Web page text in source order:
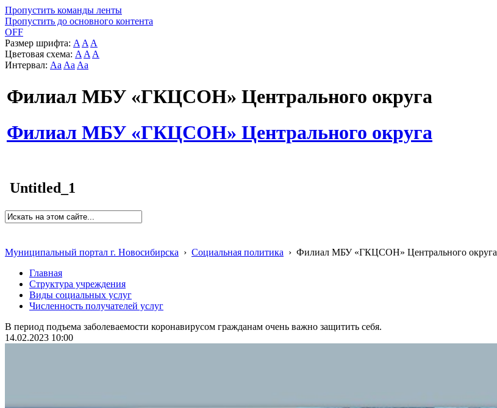
Пропустить команды ленты
Пропустить до основного контента
OFF
Размер шрифта: A A A
Цветовая схема: A A A
Интервал: Aa Aa Aa
Филиал МБУ «ГКЦСОН» Центрального округа
Филиал МБУ «ГКЦСОН» Центрального округа
Untitled_1
Муниципальный портал г. Новосибирска › Социальная политика › Филиал МБУ «ГКЦСОН» Центрального округа
Главная
Структура учреждения
Виды социальных услуг
Численность получателей услуг
В период подъема заболеваемости коронавирусом гражданам очень важно защитить себя.
14.02.2023 10:00